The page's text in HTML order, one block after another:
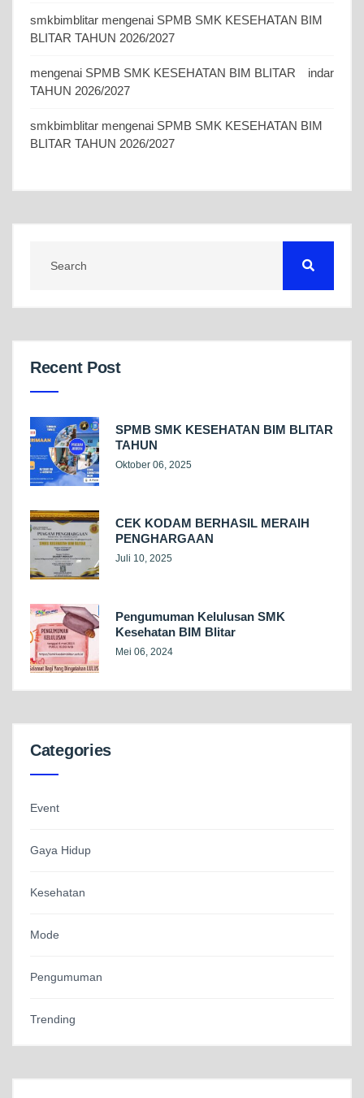
smkbimblitar mengenai SPMB SMK KESEHATAN BIM
BLITAR TAHUN 2026/2027
indar
mengenai SPMB SMK KESEHATAN BIM BLITAR
TAHUN 2026/2027
smkbimblitar mengenai SPMB SMK KESEHATAN BIM
BLITAR TAHUN 2026/2027
Recent Post
SPMB SMK KESEHATAN BIM BLITAR
TAHUN
Oktober 06, 2025
CEK KODAM BERHASIL MERAIH
PENGHARGAAN
Juli 10, 2025
Pengumuman Kelulusan SMK
Kesehatan BIM Blitar
Mei 06, 2024
Categories
Event
Gaya Hidup
Kesehatan
Mode
Pengumuman
Trending